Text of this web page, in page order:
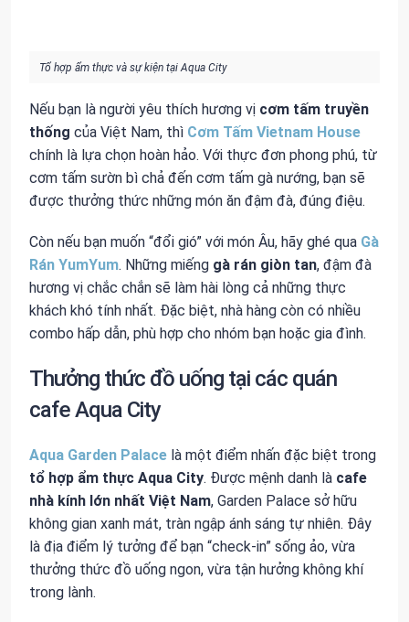
Tổ hợp ẩm thực và sự kiện tại Aqua City
Nếu bạn là người yêu thích hương vị cơm tấm truyền
thống của Việt Nam, thì Cơm Tấm Vietnam House
chính là lựa chọn hoàn hảo. Với thực đơn phong phú, từ
cơm tấm sườn bì chả đến cơm tấm gà nướng, bạn sẽ
được thưởng thức những món ăn đậm đà, đúng điệu.
Còn nếu bạn muốn “đổi gió” với món Âu, hãy ghé qua Gà
Rán YumYum. Những miếng gà rán giòn tan, đậm đà
hương vị chắc chắn sẽ làm hài lòng cả những thực
khách khó tính nhất. Đặc biệt, nhà hàng còn có nhiều
combo hấp dẫn, phù hợp cho nhóm bạn hoặc gia đình.
Thưởng thức đồ uống tại các quán
cafe Aqua City
Aqua Garden Palace là một điểm nhấn đặc biệt trong
tổ hợp ẩm thực Aqua City. Được mệnh danh là cafe
nhà kính lớn nhất Việt Nam, Garden Palace sở hữu
không gian xanh mát, tràn ngập ánh sáng tự nhiên. Đây
là địa điểm lý tưởng để bạn “check-in” sống ảo, vừa
thưởng thức đồ uống ngon, vừa tận hưởng không khí
trong lành.